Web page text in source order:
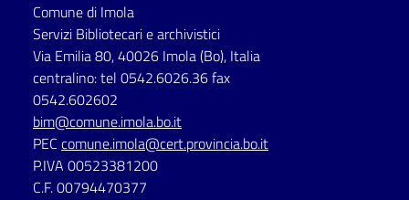
Seguici
su
Comune di Imola
Servizi Bibliotecari e archivistici
Via Emilia 80, 40026 Imola (Bo), Italia
centralino: tel 0542.6026.36 fax
0542.602602
bim@comune.imola.bo.it
PEC comune.imola@cert.provincia.bo.it
P.IVA 00523381200
C.F. 00794470377